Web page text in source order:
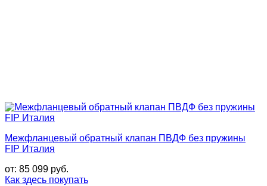
Межфланцевый обратный клапан ПВДФ без пружины
FIP Италия
от: 85 099 руб.
Как здесь покупать